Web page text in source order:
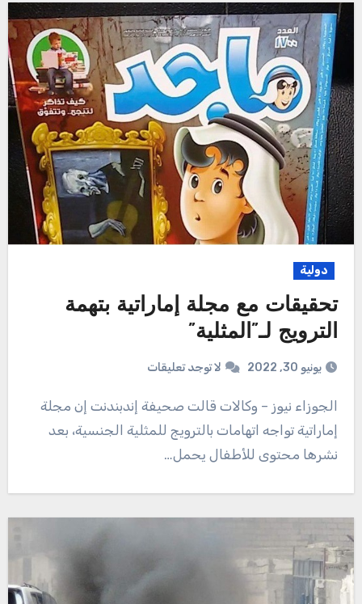
دولية
تحقيقات مع مجلة إماراتية بتهمة
الترويج لـ”المثلية”
يونيو 30, 2022 لا توجد تعليقات
إماراتية تواجه اتهامات بالترويج للمثلية الجنسية، بعد
نشرها محتوى للأطفال يحمل…